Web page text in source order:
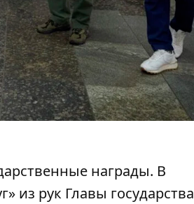
награды. В
из рук Главы государства